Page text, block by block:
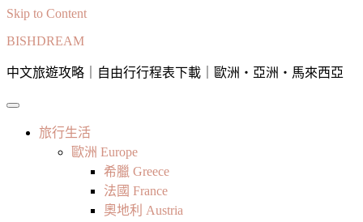
Skip to Content
BISHDREAM
中文旅遊攻略｜自由行行程表下載｜歐洲・亞洲・馬來西亞
旅行生活
歐洲 Europe
希臘 Greece
法國 France
奧地利 Austria